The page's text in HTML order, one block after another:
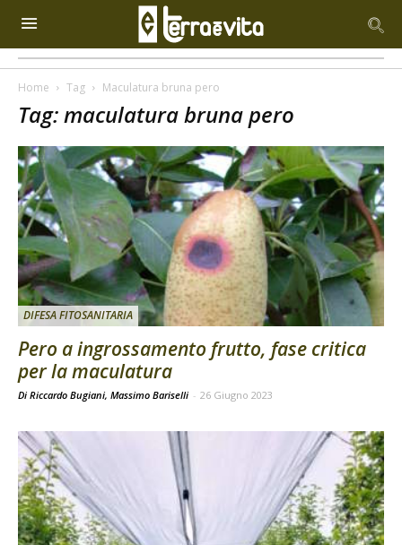
Home Tag Maculatura bruna pero
Tag: maculatura bruna pero
DIFESA FITOSANITARIA
Pero a ingrossamento frutto, fase critica
per la maculatura
Di Riccardo Bugiani, Massimo Bariselli - 26 Giugno 2023